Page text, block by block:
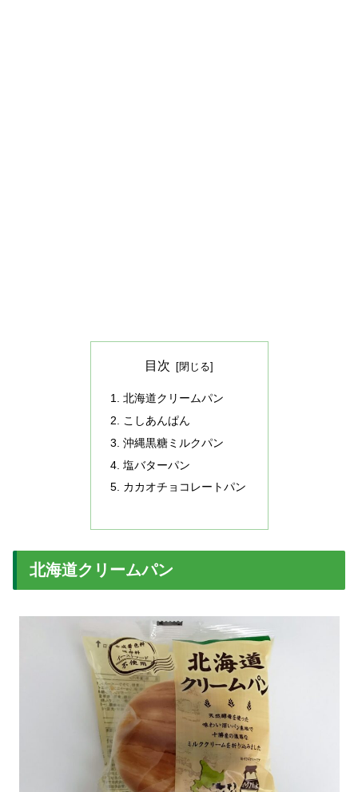
目次
北海道クリームパン
こしあんぱん
沖縄黒糖ミルクパン
塩バターパン
カカオチョコレートパン
北海道クリームパン